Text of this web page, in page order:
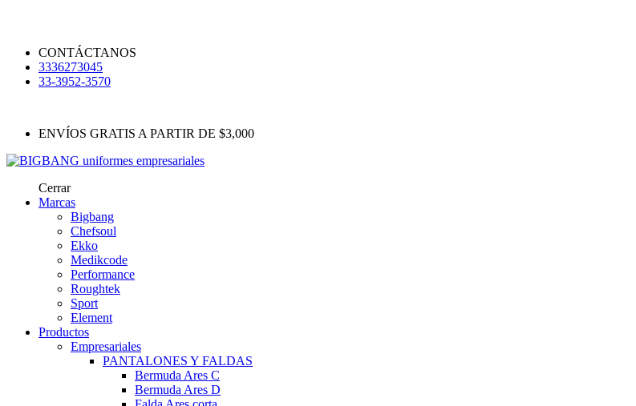
CONTÁCTANOS
3336273045
33-3952-3570
ENVÍOS GRATIS A PARTIR DE $3,000
Cerrar
Marcas
Bigbang
Chefsoul
Ekko
Medikcode
Performance
Roughtek
Sport
Element
Productos
Empresariales
PANTALONES Y FALDAS
Bermuda Ares C
Bermuda Ares D